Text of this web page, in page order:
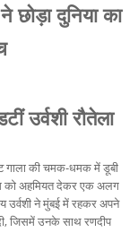
छोड़ा दुनिया का
उर्वशी रौतेला
गाला की चमक-धमक में डूबी
को अहमियत देकर एक अलग
उर्वशी ने मुंबई में रहकर अपने
जिसमें उनके साथ रणदीप